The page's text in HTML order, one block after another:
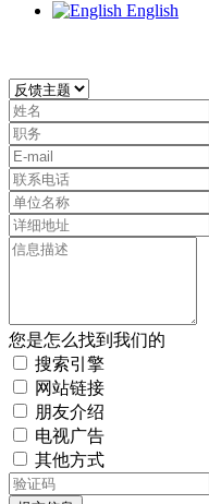
English
您是怎么找到我们的
搜索引擎
网站链接
朋友介绍
电视广告
其他方式